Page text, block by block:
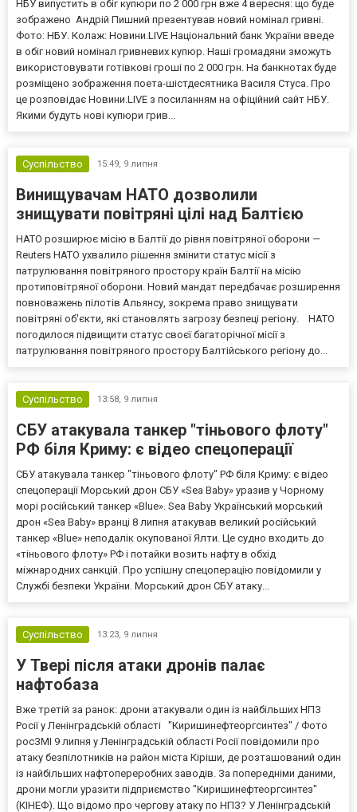
НБУ випустить в обіг купюри по 2 000 грн вже 4 вересня: що буде
зображено Андрій Пишний презентував новий номінал гривні.
Фото: НБУ. Колаж: Новини.LIVE Національний банк України введе
в обіг новий номінал гривневих купюр. Наші громадяни зможуть
використовувати готівкові гроші по 2 000 грн. На банкнотах буде
розміщено зображення поета-шістдесятника Василя Стуса. Про
це розповідає Новини.LIVE з посиланням на офіційний сайт НБУ.
Якими будуть нові купюри грив...
Суспільство 15:49, 9 липня
Винищувачам НАТО дозволили
знищувати повітряні цілі над Балтією
НАТО розширює місію в Балтії до рівня повітряної оборони —
Reuters НАТО ухвалило рішення змінити статус місії з
патрулювання повітряного простору країн Балтії на місію
протиповітряної оборони. Новий мандат передбачає розширення
повноважень пілотів Альянсу, зокрема право знищувати
повітряні об'єкти, які становлять загрозу безпеці регіону. НАТО
погодилося підвищити статус своєї багаторічної місії з
патрулювання повітряного простору Балтійського регіону до...
Суспільство 13:58, 9 липня
СБУ атакувала танкер "тіньового флоту"
РФ біля Криму: є відео спецоперації
СБУ атакувала танкер "тіньового флоту" РФ біля Криму: є відео
спецоперації Морський дрон СБУ «Sea Baby» уразив у Чорному
морі російський танкер «Blue». Sea Baby Український морський
дрон «Sea Baby» вранці 8 липня атакував великий російський
танкер «Blue» неподалік окупованої Ялти. Це судно входить до
«тіньового флоту» РФ і потайки возить нафту в обхід
міжнародних санкцій. Про успішну спецоперацію повідомили у
Службі безпеки України. Морський дрон СБУ атаку...
Суспільство 13:23, 9 липня
У Твері після атаки дронів палає
нафтобаза
Вже третій за ранок: дрони атакували один із найбільших НПЗ
Росії у Ленінградській області "Киришинефтеоргсинтез" / Фото
росЗМІ 9 липня у Ленінградській області Росії повідомили про
атаку безпілотників на район міста Кіріши, де розташований один
із найбільших нафтопереробних заводів. За попередніми даними,
дрони могли уразити підприємство "Киришинефтеоргсинтез"
(КІНЕФ). Що відомо про чергову атаку по НПЗ? У Ленінградській